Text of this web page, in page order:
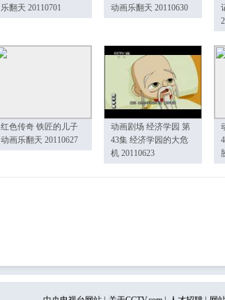
乐翻天 20110701
动画乐翻天 20110630
红色传奇 铁匠的儿子
动画乐翻天 20110627
动画剧场 经济学园 第
43集 经济学园的大危
机 20110623